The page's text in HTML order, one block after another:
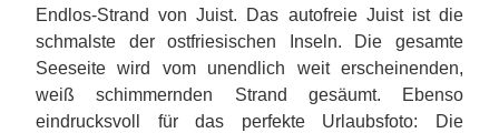
Endlos-Strand von Juist. Das autofreie Juist ist die
schmalste der ostfriesischen Inseln. Die gesamte
Seeseite wird vom unendlich weit erscheinenden,
weiß schimmernden Strand gesäumt. Ebenso
eindrucksvoll für das perfekte Urlaubsfoto: Die